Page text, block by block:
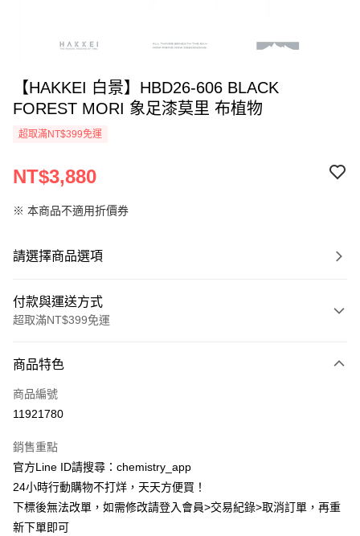
【HAKKEI 白景】HBD26-606 BLACK
FOREST MORI 象足漆莫里 布植物
超取滿NT$399免運
NT$3,880
※ 本商品不適用折價券
請選擇商品選項
付款與運送方式
超取滿NT$399免運
信用卡一次付款
超商取貨付款
Apple Pay
街口支付
悠遊付
商品特色
商品編號
11921780
銷售重點
官方Line ID請搜尋：chemistry_app
24小時行動購物不打烊，天天方便買！
下標後無法改單，如需修改請登入會員>交易紀錄>取消訂單，再重
新下單即可